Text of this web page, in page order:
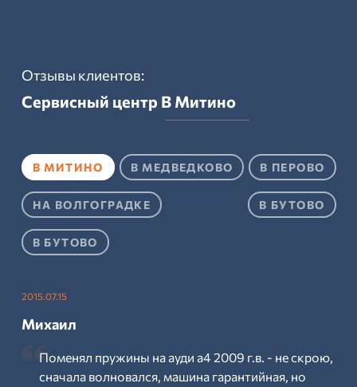
Отзывы клиентов:
Сервисный центр В Митино
В МИТИНО В МЕДВЕДКОВО В ПЕРОВО
НА ВОЛГОГРАДКЕ В БУТОВО
В БУТОВО
2015.07.15
Михаил
Поменял пружины на ауди а4 2009 г.в. - не скрою,
сначала волновался, машина гарантийная, но